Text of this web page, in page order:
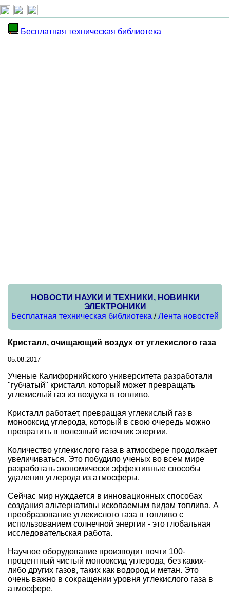
Бесплатная техническая библиотека
НОВОСТИ НАУКИ И ТЕХНИКИ, НОВИНКИ
ЭЛЕКТРОНИКИ
Бесплатная техническая библиотека /Лента новостей
Кристалл, очищающий воздух от углекислого газа
05.08.2017
Ученые Калифорнийского университета разработали
"губчатый" кристалл, который может превращать
углекислый газ из воздуха в топливо.
Кристалл работает, превращая углекислый газ в
монооксид углерода, который в свою очередь можно
превратить в полезный источник энергии.
Количество углекислого газа в атмосфере продолжает
увеличиваться. Это побудило ученых во всем мире
разработать экономически эффективные способы
удаления углерода из атмосферы.
Сейчас мир нуждается в инновационных способах
создания альтернативы ископаемым видам топлива. А
преобразование углекислого газа в топливо с
использованием солнечной энергии - это глобальная
исследовательская работа.
Научное оборудование производит почти 100-
процентный чистый монооксид углерода, без каких-
либо других газов, таких как водород и метан. Это
очень важно в сокращении уровня углекислого газа в
атмосфере.